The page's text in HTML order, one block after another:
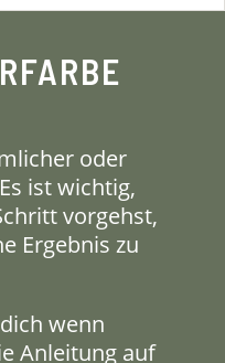
oder
ist wichtig,
vorgehst,
Ergebnis zu
wenn
Anleitung auf